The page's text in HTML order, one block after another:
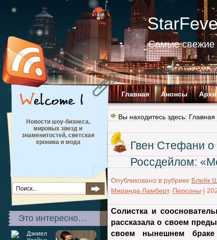
Самые свежие
Главная Анонсы
Новости шоу-бизнеса,
мировых звезд и
знаменитостей, светская
хроника и мода
Это интересно…
Вы находитесь здесь: Главная
Гвен Стефани о
Россдейлом:
Опубликовано в рубрике Блейк
Миранда Ламберт, Персоны |
Солистка и
рассказала о своем
своем нынешнем